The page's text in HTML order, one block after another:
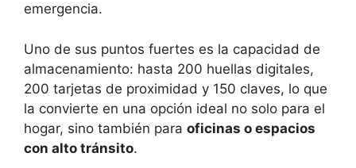
emergencia.
Uno de sus puntos fuertes es la capacidad de
almacenamiento: hasta 200 huellas digitales,
200 tarjetas de proximidad y 150 claves, lo que
la convierte en una opción ideal no solo para el
hogar, sino también para oficinas o espacios
con alto tránsito.